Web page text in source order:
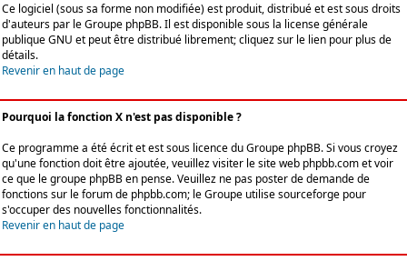
Ce logiciel (sous sa forme non modifiée) est produit, distribué et est sous droits
d'auteurs par leGroupe phpBB. Il est disponible sous la license générale
publique GNU et peut être distribué librement; cliquez sur le lien pour plus de
détails.
Revenir en haut de page
Pourquoi la fonction X n'est pas disponible ?
Ce programme a été écrit et est sous licence du Groupe phpBB. Si vous croyez
qu'une fonction doit être ajoutée, veuillez visiter le site web phpbb.com et voir
ce que le groupe phpBB en pense. Veuillez ne pas poster de demande de
fonctions sur le forum de phpbb.com; le Groupe utilise sourceforge pour
s'occuper des nouvelles fonctionnalités.
Revenir en haut de page